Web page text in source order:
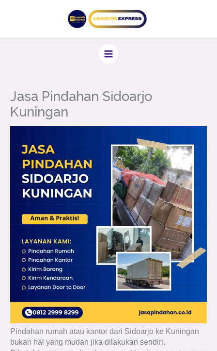
Jasa Pindahan Sidoarjo
Kuningan
Pindahan rumah atau kantor dari Sidoarjo ke Kuningan
bukan hal yang mudah jika dilakukan sendiri.